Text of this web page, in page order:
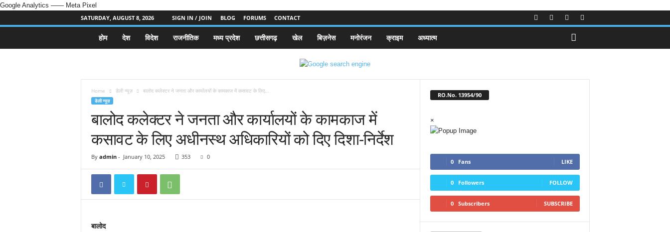
Google Analytics —— Meta Pixel
SATURDAY, AUGUST 8, 2026
SIGN IN / JOIN BLOG FORUMS CONTACT
4
n
e
s
होम देश विदेश राजनीतिक मध्य प्रदेश छत्तीसगढ़ खेल बिज़नेस मनोरंजन क्राइम अध्यात्म
Home डेली न्यूज़ बालोद कलेक्टर ने जनता और कार्यालयों के कामकाज में कसावट के लिए...
डेली न्यूज़
बालोद कलेक्टर ने जनता और कार्यालयों के कामकाज में
कसावट के लिए अधीनस्थ अधिकारियों को दिए दिशा-निर्देश
By admin- January 10, 2025 353 0
बालोद
RO.No. 13954/90
×
0 Fans LIKE
0 Followers FOLLOW
0 Subscribers SUBSCRIBE